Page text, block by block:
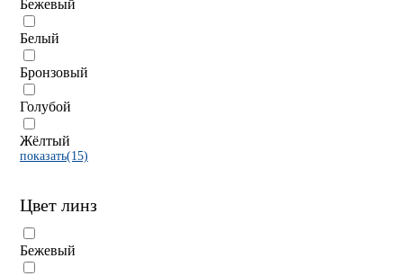
Бежевый
Белый
Бронзовый
Голубой
Жёлтый
показать(15)
Цвет линз
Бежевый